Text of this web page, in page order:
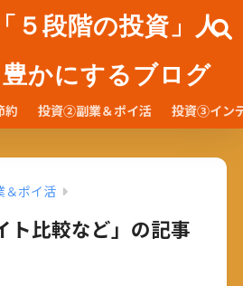
「５段階の投資」人
かにするブログ
約 投資②副業＆ポイ活 投資③イン
ポイ活
ト比較など」の記事